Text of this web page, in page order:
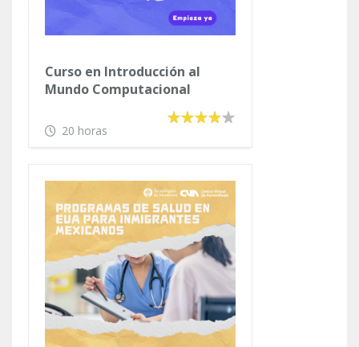
Curso en Introducción al
Mundo Computacional
20 horas